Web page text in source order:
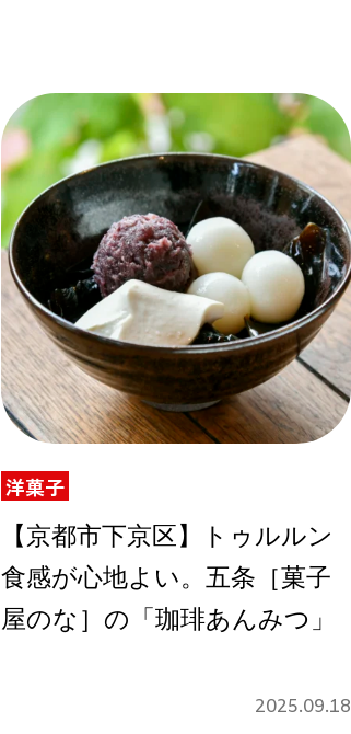
洋菓子
【京都市下京区】トゥルルン
食感が心地よい。五条［菓子
屋のな］の「珈琲あんみつ」
2025.09.18